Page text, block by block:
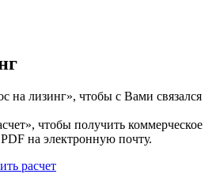
на лизинг», чтобы с Вами связался
чтобы получить коммерческое
на электронную почту.
расчет